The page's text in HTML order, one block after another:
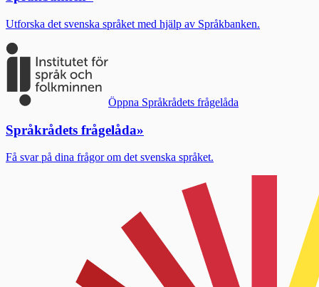
Utforska det svenska språket med hjälp av Språkbanken.
Öppna Språkrådets frågelåda
Språkrådets frågelåda»
Få svar på dina frågor om det svenska språket.